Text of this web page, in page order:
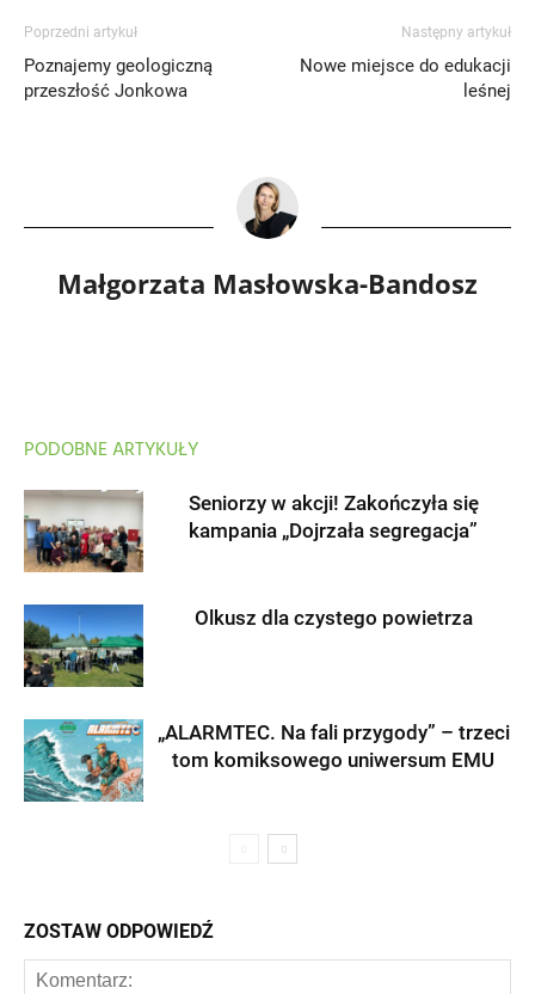
Poprzedni artykuł
Poznajemy geologiczną
przeszłość Jonkowa
Następny artykuł
Nowe miejsce do edukacji
leśnej
Małgorzata Masłowska-Bandosz
PODOBNE ARTYKUŁY
Seniorzy w akcji! Zakończyła się
kampania „Dojrzała segregacja”
Olkusz dla czystego powietrza
„ALARMTEC. Na fali przygody” – trzeci
tom komiksowego uniwersum EMU
ZOSTAW ODPOWIEDŹ